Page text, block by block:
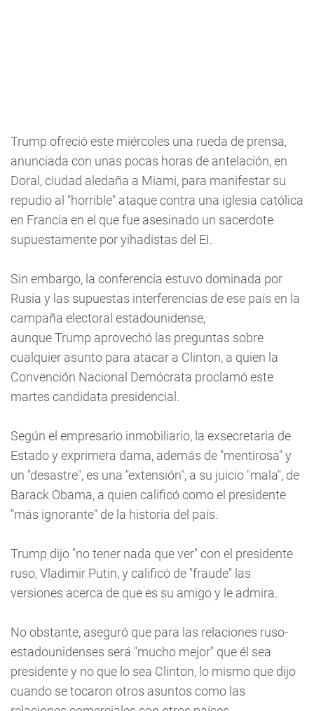
Trump ofreció este miércoles una rueda de prensa,
anunciada con unas pocas horas de antelación, en
Doral, ciudad aledaña a Miami, para manifestar su
repudio al "horrible" ataque contra una iglesia católica
en Francia en el que fue asesinado un sacerdote
supuestamente por yihadistas del EI.
Sin embargo, la conferencia estuvo dominada por
Rusia y las supuestas interferencias de ese país en la
campaña electoral estadounidense,
aunque Trump aprovechó las preguntas sobre
cualquier asunto para atacar a Clinton, a quien la
Convención Nacional Demócrata proclamó este
martes candidata presidencial.
Según el empresario inmobiliario, la exsecretaria de
Estado y exprimera dama, además de "mentirosa" y
un "desastre", es una "extensión", a su juicio "mala", de
Barack Obama, a quien calificó como el presidente
"más ignorante" de la historia del país.
Trump dijo "no tener nada que ver" con el presidente
ruso, Vladimir Putin, y calificó de "fraude" las
versiones acerca de que es su amigo y le admira.
No obstante, aseguró que para las relaciones ruso-
estadounidenses será "mucho mejor" que él sea
presidente y no que lo sea Clinton, lo mismo que dijo
cuando se tocaron otros asuntos como las